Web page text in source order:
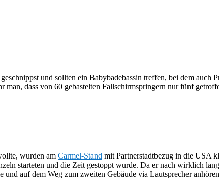
und sollten ein Babybadebassin treffen, bei dem auch
man, dass von 60 gebastelten Fallschirmspringern nur fünf
wurden am Carmel-Stand mit Partnerstadtbezug in die USA
starteten und die Zeit gestoppt wurde. Da er nach wirklich
auf dem Weg zum zweiten Gebäude via Lautsprecher